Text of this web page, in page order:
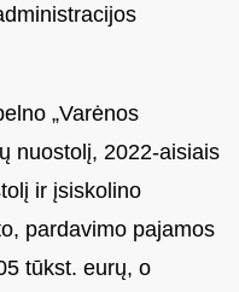
„Varėnos
nuostolį, 2022-aisiais
ir įsiskolino
pardavimo pajamos
tūkst. eurų, o